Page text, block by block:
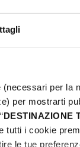
per la
per mostrarti
DESTINAZIONE
tutti i cookie
le tue